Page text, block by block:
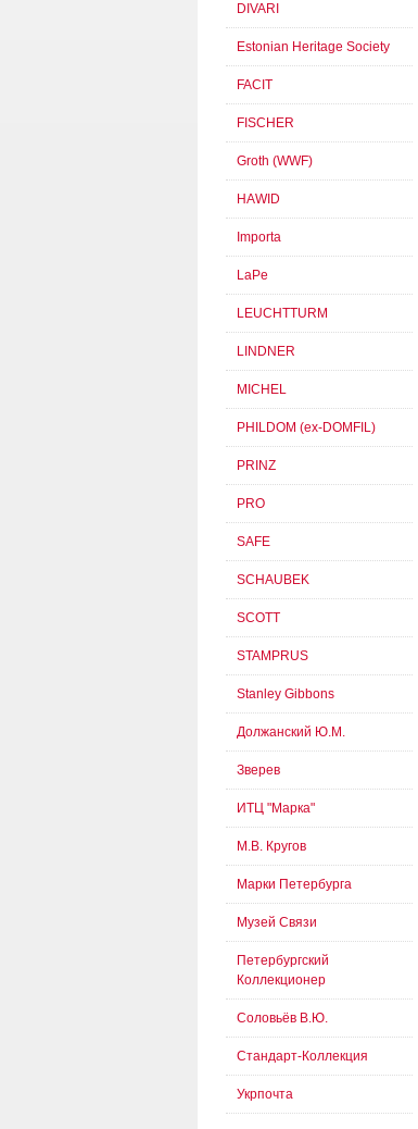
DIVARI
Estonian Heritage Society
FACIT
FISCHER
Groth (WWF)
HAWID
Importa
LaPe
LEUCHTTURM
LINDNER
MICHEL
PHILDOM (ex-DOMFIL)
PRINZ
PRO
SAFE
SCHAUBEK
SCOTT
STAMPRUS
Stanley Gibbons
Должанский Ю.М.
Зверев
ИТЦ "Марка"
М.В. Кругов
Марки Петербурга
Музей Связи
Петербургский
Коллекционер
Соловьёв В.Ю.
Стандарт-Коллекция
Укрпочта